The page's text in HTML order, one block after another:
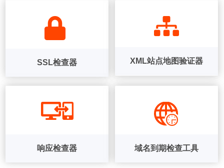
SSL检查器 XML站点地图验证器
响应检查器 域名到期检查工具